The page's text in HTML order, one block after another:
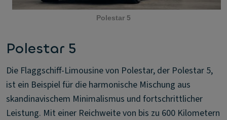
Polestar 5
Polestar 5
Die Flaggschiff-Limousine von Polestar, der Polestar 5,
ist ein Beispiel für die harmonische Mischung aus
skandinavischem Minimalismus und fortschrittlicher
Leistung. Mit einer Reichweite von bis zu 600 Kilometern